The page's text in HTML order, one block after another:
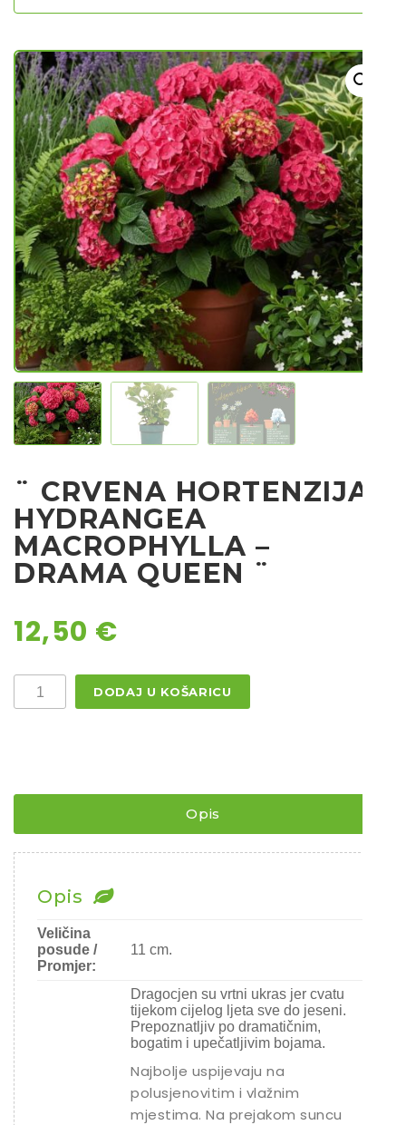
SADNICE
UKRASNO BILJE I TRAJNICE
GRMOVI/DRVEĆE
HIT SEZONE*** VRTNI SLJEZOVI
UKRASNE TRAVE
HORTENZIJE
LJEKOVITO I ZAČINSKO
VOĆE / BOBIČASTO VOĆE
Sjeme
Sjeme povrća
Rajčice
Chili
Ostalo sjeme
¨ CRVENA HORTENZIJA /
HYDRANGEA
MACROPHYLLA –
DRAMA QUEEN ¨
12,50 €
¨
CRVENA
HORTENZIJA
DRAMA
DODAJ U KOŠARICU
Opis
Opis
Veličina
posude /
Promjer:
11 cm.
Dragocjen su vrtni ukras jer cvatu
tijekom cijelog ljeta sve do jeseni.
Prepoznatljiv po dramatičnim,
bogatim i upečatljivim bojama.
Najbolje uspijevaju na
polusjenovitim i vlažnim
mjestima. Na prejakom suncu